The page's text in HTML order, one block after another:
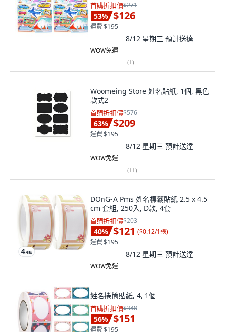
首購折扣價$271
53% $126
運費 $195
8/12 星期三 預計送達
WOW免運
(1)
Woomeing Store 姓名貼紙, 1個, 黑色
款式2
首購折扣價$576
63% $209
運費 $195
8/12 星期三 預計送達
WOW免運
(11)
DOnG-A Pms 姓名標籤貼紙 2.5 x 4.5
cm 套組, 250入, D款, 4套
首購折扣價$203
40% $121 ($0.12/1張)
運費 $195
8/12 星期三 預計送達
WOW免運
姓名捲筒貼紙, 4, 1個
首購折扣價$348
56% $151
運費 $195